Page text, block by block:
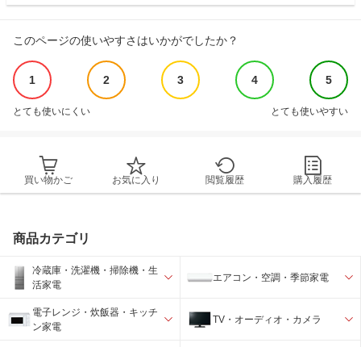
このページの使いやすさはいかがでしたか？
1 2 3 4 5
とても使いにくい とても使いやすい
買い物かご お気に入り 閲覧履歴 購入履歴
商品カテゴリ
冷蔵庫・洗濯機・掃除機・生
活家電
エアコン・空調・季節家電
電子レンジ・炊飯器・キッチ
ン家電
TV・オーディオ・カメラ